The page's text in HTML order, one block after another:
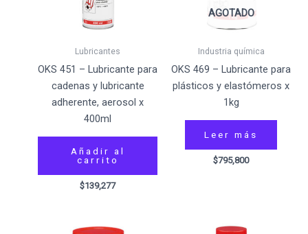
Lubricantes
OKS 451 – Lubricante para
cadenas y lubricante
adherente, aerosol x
400ml
Añadir al
carrito
$139,277
AGOTADO
Industria química
OKS 469 – Lubricante para
plásticos y elastómeros x
1kg
Leer más
$795,800